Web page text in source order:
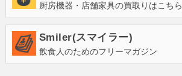
厨房機器・店舗家具の買取りはこちら
Smiler(スマイラー)
飲食人のためのフリーマガジン